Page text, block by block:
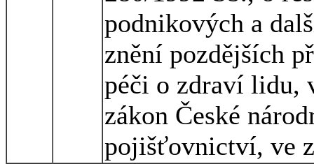
podnikových a
znění pozdějších
péči o zdraví lidu,
zákon České
pojišťovnictví, ve